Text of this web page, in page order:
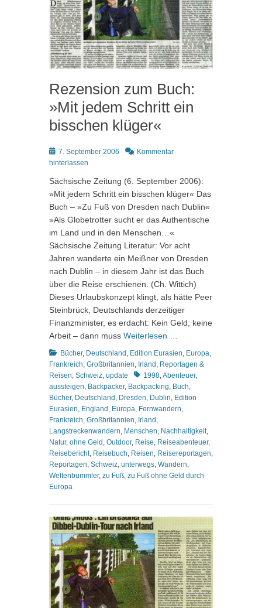
Rezension zum Buch:
»Mit jedem Schritt ein
bisschen klüger«
Posted
on
7. September 2006
Kommentar
hinterlassen
Sächsische Zeitung (6. September 2006):
»Mit jedem Schritt ein bisschen klüger« Das
Buch – »Zu Fuß von Dresden nach Dublin«
»Als Globetrotter sucht er das Authentische
im Land und in den Menschen…«
Sächsische Zeitung Literatur: Vor acht
Jahren wanderte ein Meißner von Dresden
nach Dublin – in diesem Jahr ist das Buch
über die Reise erschienen. (Ch. Wittich)
Dieses Urlaubskonzept klingt, als hätte Peer
Steinbrück, Deutschlands derzeitiger
Finanzminister, es erdacht: Kein Geld, keine
Arbeit – dann muss Weiterlesen …
Kategorien
Bücher, Deutschland Edition Eurasien Europa
Frankreich Großbritannien Irland Reportagen &
Reisen Schweiz update Schlagworte
1998 Abenteuer,
aussteigen Backpacker, Backpacking Buch
Bücher, Deutschland Dresden Dublin Edition
Eurasien England Europa Fernwandern
Frankreich Großbritannien Irland
Langstreckenwandern Menschen Nachhaltigkeit,
Natur, ohne Geld Outdoor, Reise Reiseabenteuer,
Reisebericht, Reisebuch Reisen Reisereportagen
Reportagen Schweiz unterwegs Wandern
Weltenbummler, zu Fuß zu Fuß ohne Geld durch
Europa